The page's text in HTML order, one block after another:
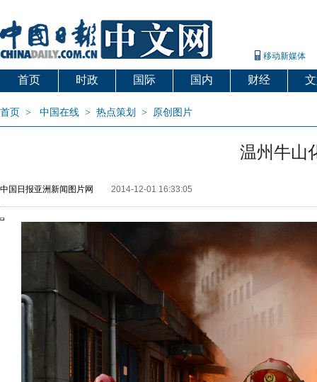
移动新媒体
首页 时政 国际 国内 财经
首页 > 中国在线 > 热点策划 > 原创图片
温州牛山
中国日报亚洲新闻图片网 2014-12-01 16:33:05